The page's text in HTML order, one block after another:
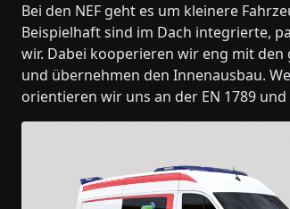
Bei den NEF geht es um kleinere
Beispielhaft sind im Dach integrierte,
wir. Dabei kooperieren wir eng mit
und übernehmen den Innenausbau.
orientieren wir uns an der EN 1789